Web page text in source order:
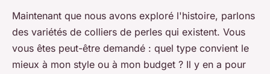
Maintenant que nous avons exploré l'histoire, parlons
des variétés de colliers de perles qui existent. Vous
vous êtes peut-être demandé : quel type convient le
mieux à mon style ou à mon budget ? Il y en a pour